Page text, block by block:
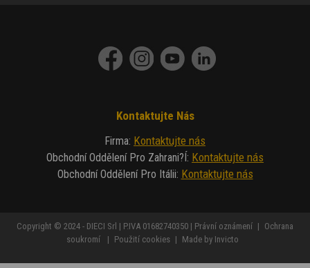
Kontaktujte Nás
Firma: Kontaktujte nás
Obchodní Oddělení Pro Zahrani?í: Kontaktujte nás
Obchodní Oddělení Pro Itálii: Kontaktujte nás
Copyright © 2024 - DIECI Srl | P.IVA 01682740350 | Právní oznámení | Ochrana
soukromí
| Použití cookies | Made by Invicto